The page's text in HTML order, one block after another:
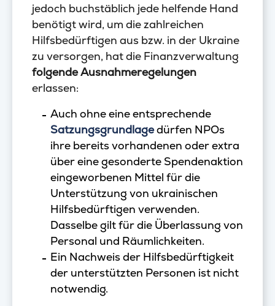
jedoch buchstäblich jede helfende Hand
benötigt wird, um die zahlreichen
Hilfsbedürftigen aus bzw. in der Ukraine
zu versorgen, hat die Finanzverwaltung
folgende Ausnahmeregelungen
erlassen:
Auch ohne eine entsprechende
Satzungsgrundlagedürfen NPOs
ihre bereits vorhandenen oder extra
über eine gesonderte Spendenaktion
eingeworbenen Mittel für die
Unterstützung von ukrainischen
Hilfsbedürftigen verwenden.
Dasselbe gilt für die Überlassung von
Personal und Räumlichkeiten.
Ein Nachweis der Hilfsbedürftigkeit
der unterstützten Personen ist nicht
notwendig.